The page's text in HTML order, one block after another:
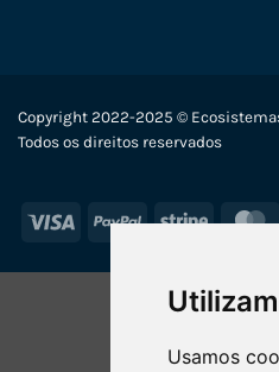
Usamos
Copyright 2022-2025 ©
Todos os direitos reservados
Visa PayPal Stripe